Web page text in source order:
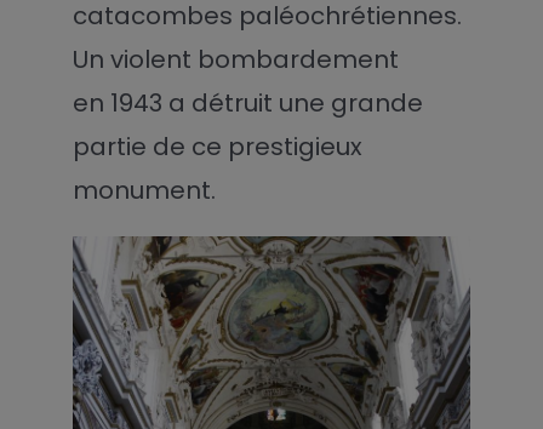
catacombes paléochrétiennes.
Un violent bombardement
en 1943 a détruit une grande
partie de ce prestigieux
monument.